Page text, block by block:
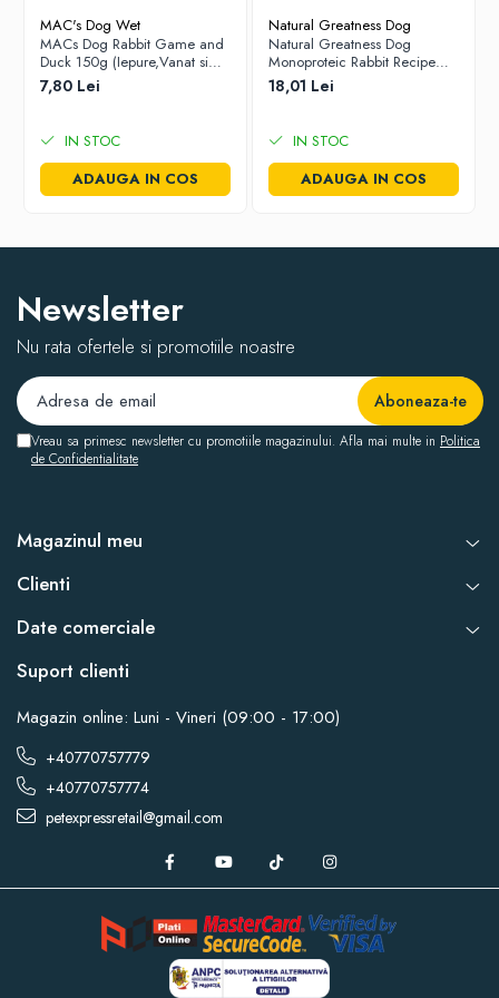
MAC's Dog Wet
MACs Dog Rabbit Game and
Duck 150g (Iepure,Vanat si
Rata)
7,80 Lei
IN STOC
ADAUGA IN COS
Natural Greatness Dog
Natural Greatness Dog
Monoproteic Rabbit Recipe
400g
18,01 Lei
IN STOC
ADAUGA IN COS
Newsletter
Nu rata ofertele si promotiile noastre
Vreau sa primesc newsletter cu promotiile magazinului. Afla mai multe in Politica
de Confidentialitate
Magazinul meu
Clienti
Date comerciale
Suport clienti
Magazin online: Luni - Vineri (09:00 - 17:00)
+40770757779
+40770757774
petexpressretail@gmail.com